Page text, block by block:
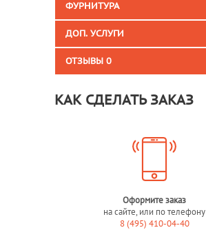
ФУРНИТУРА
ДОП. УСЛУГИ
ОТЗЫВЫ 0
КАК СДЕЛАТЬ ЗАКАЗ
Оформите заказ
на сайте, или по телефону
8 (495) 410-04-40